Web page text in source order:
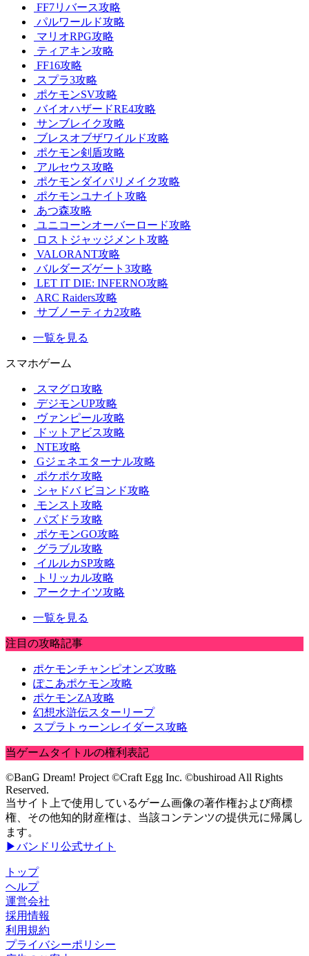
FF7リバース攻略
パルワールド攻略
マリオRPG攻略
ティアキン攻略
FF16攻略
スプラ3攻略
ポケモンSV攻略
バイオハザードRE4攻略
サンブレイク攻略
ブレスオブザワイルド攻略
ポケモン剣盾攻略
アルセウス攻略
ポケモンダイパリメイク攻略
ポケモンユナイト攻略
あつ森攻略
ユニコーンオーバーロード攻略
ロストジャッジメント攻略
VALORANT攻略
バルダーズゲート3攻略
LET IT DIE: INFERNO攻略
ARC Raiders攻略
サブノーティカ2攻略
一覧を見る
スマホゲーム
スマグロ攻略
デジモンUP攻略
ヴァンピール攻略
ドットアビス攻略
NTE攻略
Gジェネエターナル攻略
ポケポケ攻略
シャドバ ビヨンド攻略
モンスト攻略
パズドラ攻略
ポケモンGO攻略
グラブル攻略
イルルカSP攻略
トリッカル攻略
アークナイツ攻略
一覧を見る
注目の攻略記事
ポケモンチャンピオンズ攻略
ぽこあポケモン攻略
ポケモンZA攻略
幻想水滸伝スターリープ
スプラトゥーンレイダース攻略
当ゲームタイトルの権利表記
©BanG Dream! Project ©Craft Egg Inc. ©bushiroad All Rights
Reserved.
当サイト上で使用しているゲーム画像の著作権および商標
権、その他知的財産権は、当該コンテンツの提供元に帰属し
ます。
▶バンドリ公式サイト
トップ
ヘルプ
運営会社
採用情報
利用規約
プライバシーポリシー